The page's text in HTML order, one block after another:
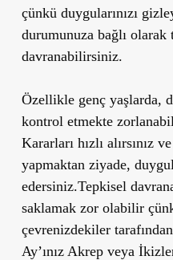
çünkü duygularınızı
durumunuza bağlı olarak
davranabilirsiniz.
Özellikle genç yaşlarda,
kontrol etmekte
Kararları hızlı alırsınız
yapmaktan ziyade,
edersiniz.Tepkisel
saklamak zor olabilir
çevrenizdekiler
Ay’ınız Akrep veya